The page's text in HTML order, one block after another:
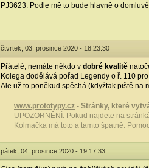
PJ3623: Podle mě to bude hlavně o
čtvrtek, 03. prosince 2020 - 18:23:30
Přátelé, nemáte někdo v dobré kvalitě
Kolega dodělává pořad Legendy o ř. 110
Ale už to poněkud spěchá (kdyžtak piště na
www.prototypy.cz - Stránky, které
UPOZORNĚNÍ: Pokud najdete na
Kolmačka má toto a tamto špatně.
pátek, 04. prosince 2020 - 19:17:33